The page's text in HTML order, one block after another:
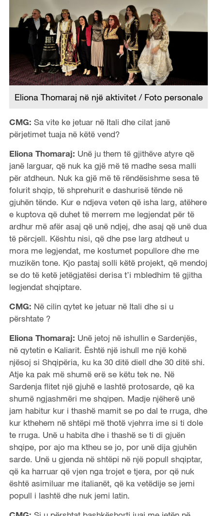
Eliona Thomaraj në një aktivitet / Foto personale
CMG: Sa vite ke jetuar në Itali dhe cilat janë
përjetimet tuaja në këtë vend?
Eliona Thomaraj: Unë ju them të gjithëve atyre që
janë larguar, që nuk ka gjë më të madhe sesa malli
për atdheun. Nuk ka gjë më të rëndësishme sesa të
folurit shqip, të shprehurit e dashurisë tënde në
gjuhën tënde. Kur e ndjeva veten që isha larg, atëhere
e kuptova që duhet të merrem me legjendat për të
ardhur më afër asaj që unë ndjej, dhe asaj që unë dua
të përcjell. Kështu nisi, që dhe pse larg atdheut u
mora me legjendat, me kostumet popullore dhe me
muzikën tone. Kjo pastaj solli këtë projekt, që mendoj
se do të ketë jetëgjatësi derisa t’i mbledhim të gjitha
legjendat shqiptare.
CMG: Në cilin qytet ke jetuar në Itali dhe si u
përshtate ?
Eliona Thomaraj: Unë jetoj në ishullin e Sardenjës,
në qytetin e Kaliarit. Është një ishull me një kohë
njësoj si Shqipëria, ku ka 30 ditë diell dhe 30 ditë shi.
Atje ka pak më shumë erë se këtu tek ne. Në
Sardenja flitet një gjuhë e lashtë protosarde, që ka
shumë ngjashmëri me shqipen. Madje njëherë unë
jam habitur kur i thashë mamit se po dal te rruga, dhe
kur kthehem në shtëpi më thotë vjehrra ime si ti dole
te rruga. Unë u habita dhe i thashë se ti di gjuën
shqipe, por ajo ma ktheu se jo, por unë dija gjuhën
sarde. Unë u gjenda në shtëpi në një popull shqiptar,
që ka harruar që vjen nga trojet e tjera, por që nuk
është asimiluar me italianët, që ka vetëdije se jemi
popull i lashtë dhe nuk jemi latin.